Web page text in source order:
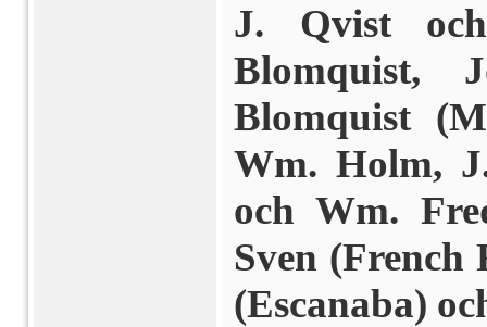
J. Qvist
Blomquist,
Blomquist
Wm. Holm,
och Wm.
Sven (French
(Escanaba)